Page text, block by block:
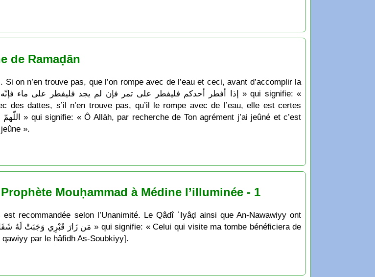
de Ramaḍān
on n’en trouve pas, que l’on rompe avec de l’eau et ceci, avant d’accomplir la
des dattes, s’il n’en trouve pas, qu’il le rompe avec de l’eau, elle est certes
».
Mouḥammad à Médine l’illuminée - 1
par le ḥâfiḍh As-Soubkiyy].